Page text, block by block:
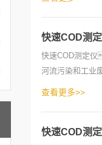
快速COD
快速COD测定
河流污染和工
COD表示
查看更多>>
快速COD